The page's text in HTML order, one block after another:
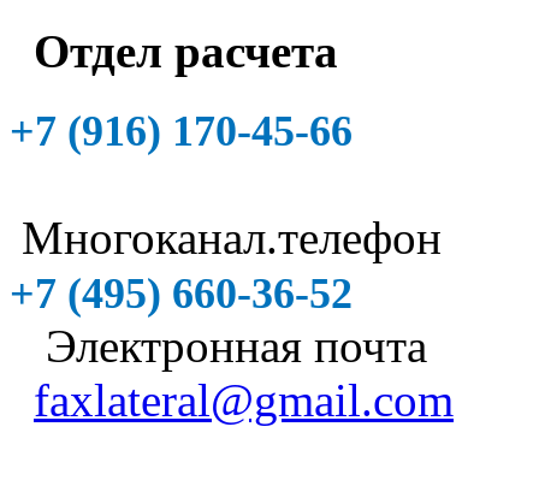
Отдел расчета
+7 (916) 170-45-66
Многоканал.телефон
+7 (495) 660-36-52
Электронная почта
faxlateral@gmail.com